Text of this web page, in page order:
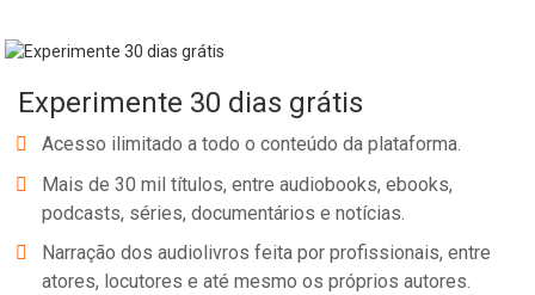
Experimente 30 dias grátis
Acesso ilimitado a todo o conteúdo da plataforma.
Mais de 30 mil títulos, entre audiobooks, ebooks,
podcasts, séries, documentários e notícias.
Narração dos audiolivros feita por profissionais, entre
atores, locutores e até mesmo os próprios autores.